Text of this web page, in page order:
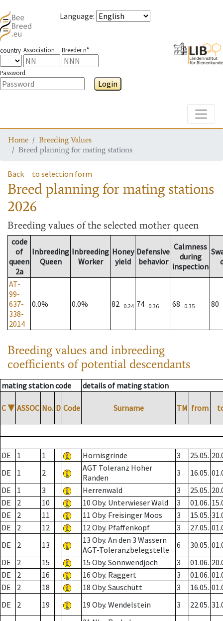
Language:
country Association Breeder n°
Password
Login
Home
Breeding Values
Breed planning for mating stations
Back to selection form
Breed planning for mating stations
2026
Breeding values of the selected mother queen
code
of
queen
2a
Inbreeding
Queen
Inbreeding
Worker
Honey
yield
Defensive
behavior
Calmness
during
inspection
AT-
99-
637-
338-
2014
0.0% 0.0% 82 0.24 74 0.36 68 0.35 80
Breeding values and inbreeding
coefficients of potential descendants
mating station code details of mating station
C ▼ ASSOC No. D Code Surname TM from
DE 1 1 Hornisgrinde 3 25.05.
DE
1 2
AGT Toleranz Hoher
Randen
3 16.05.
DE
1 3 Herrenwald 3 25.05.
DE
2 10 10 Oby. Unterwieser Wald 3 01.06.
DE
2 11 11 Oby. Freisinger Moos 3 15.05.
DE
2 12 12 Oby. Pfaffenkopf 3 27.05.
DE
2 13
13 Oby. An den 3 Wassern
AGT-Toleranzbelegstelle
6 30.05.
DE
2 15 15 Oby. Sonnwendjoch 3 01.06.
DE
2 16 16 Oby. Raggert 3 01.06.
DE
2 18 18 Oby. Sauschütt 3 16.05.
DE
2 19 19 Oby. Wendelstein 3 22.05.